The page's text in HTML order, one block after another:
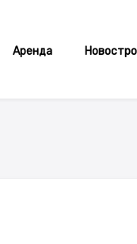
Аренда